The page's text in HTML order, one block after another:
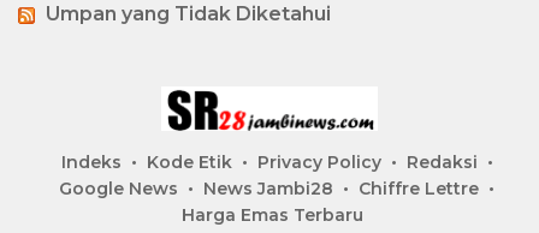
Umpan yang Tidak Diketahui
Indeks Kode Etik Privacy Policy
Redaksi
Google News
News Jambi28
Chiffre Lettre
Harga Emas Terbaru